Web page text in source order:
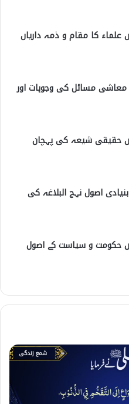
علماء کا مقام و ذمہ داریاں
معاشی مسائل کی وجوہات اور
حقیقی شیعہ کی پہچان
اصول نہج البلاغہ کی
حکومت و سیاست کے اصول